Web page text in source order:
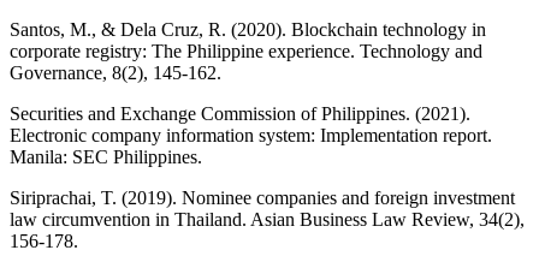
Santos, M., & Dela Cruz, R. (2020). Blockchain technology in
corporate registry: The Philippine experience. Technology and
Governance, 8(2), 145-162.
Securities and Exchange Commission of Philippines. (2021).
Electronic company information system: Implementation report.
Manila: SEC Philippines.
Siriprachai, T. (2019). Nominee companies and foreign investment
law circumvention in Thailand. Asian Business Law Review, 34(2),
156-178.